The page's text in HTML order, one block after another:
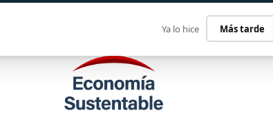
CONTACTO
Ya lo hice Más tarde